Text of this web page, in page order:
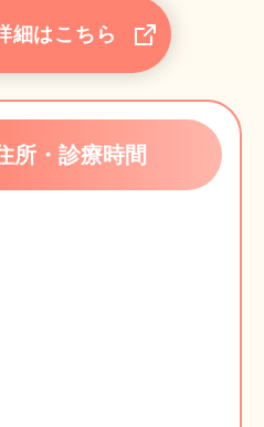
細はこちら
所・診療時間